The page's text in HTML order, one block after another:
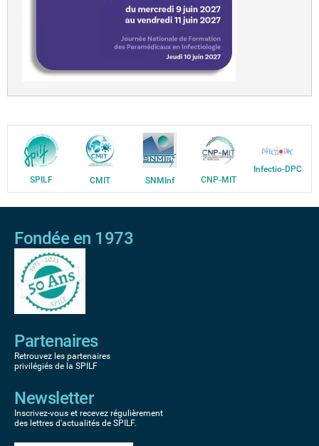
SPILF CMIT SNMInf CNP-MIT
Infectio-DPC
Fondée en 1973
Partenaires
Retrouvez les partenaires
privilégiés de la SPILF
Newsletter
Inscrivez-vous et recevez régulièrement
des lettres d'actualités de SPILF.